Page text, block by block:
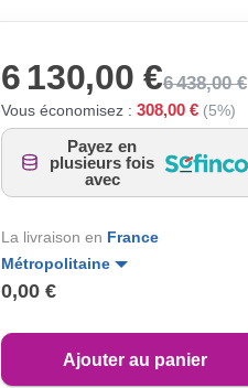
6 130,00 €6 438,00 €
Vous économisez : 308,00 € (5%)
Payez en
plusieurs fois
avec
La livraison en France
Métropolitaine
0,00 €
Ajouter au panier